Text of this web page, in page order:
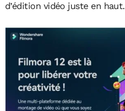
d’édition vidéo juste en haut.